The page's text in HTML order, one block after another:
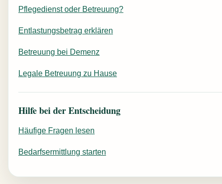
Pflegedienst oder Betreuung?
Entlastungsbetrag erklären
Betreuung bei Demenz
Legale Betreuung zu Hause
Hilfe bei der Entscheidung
Häufige Fragen lesen
Bedarfsermittlung starten